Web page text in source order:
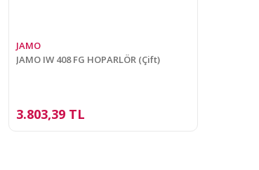
JAMO
JAMO IW 408 FG HOPARLÖR (Çift)
3.803,39 TL